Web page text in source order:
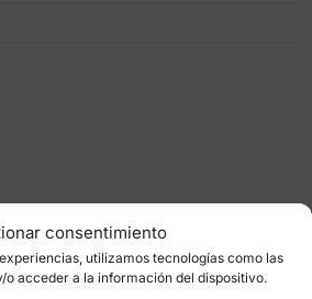
consentimiento
utilizamos tecnologías como las
acceder a la información del dispositivo.
electrónico no será publicada. Los
marcados con*